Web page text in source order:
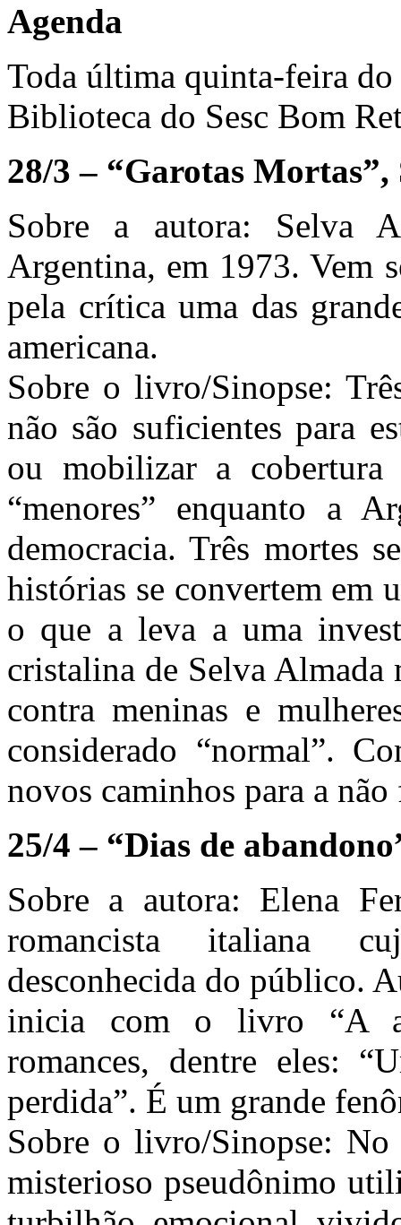
Agenda
Toda última quinta-feira
Biblioteca do Sesc Bom
28/3 – “Garotas Mortas”,
Sobre a autora: Selva
Argentina, em 1973. Vem
pela crítica uma das
americana.
Sobre o livro/Sinopse:
não são suficientes para
ou mobilizar a
“menores” enquanto a
democracia. Três mortes
histórias se convertem em
o que a leva a uma
cristalina de Selva Almada
contra meninas e
considerado “normal”.
novos caminhos para a
25/4 – “Dias de
Sobre a autora: Elena
romancista italiana
desconhecida do público.
inicia com o livro “A
romances, dentre eles:
perdida”. É um grande
Sobre o livro/Sinopse:
misterioso pseudônimo